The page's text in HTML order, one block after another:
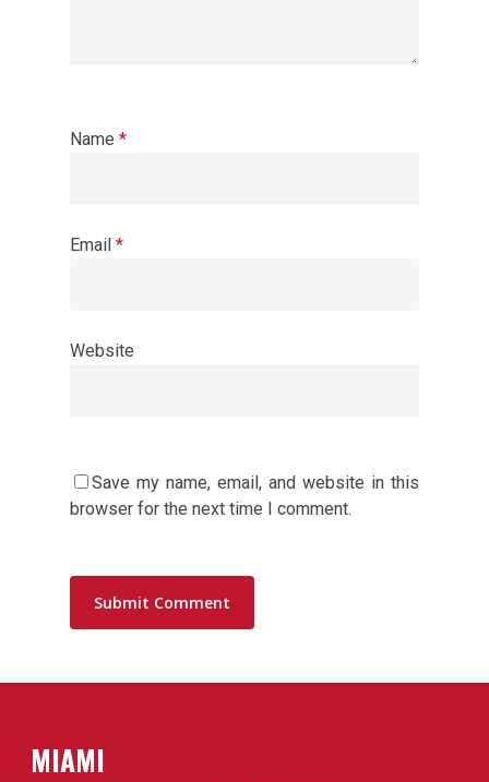
Name *
Email *
Website
Save my name, email, and website in this
browser for the next time I comment.
MIAMI